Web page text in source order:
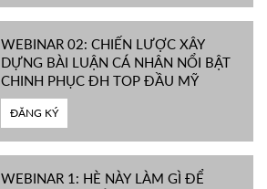
WEBINAR 02: CHIẾN LƯỢC XÂY
DỰNG BÀI LUẬN CÁ NHÂN NỔI BẬT
CHINH PHỤC ĐH TOP ĐẦU MỸ
ĐĂNG KÝ
WEBINAR 1: HÈ NÀY LÀM GÌ ĐỂ